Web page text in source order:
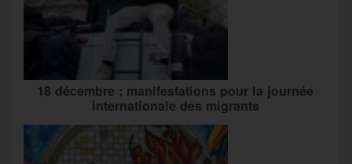
18 décembre : manifestations pour la journée
internationale des migrants